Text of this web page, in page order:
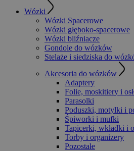
Wózki
Wózki Spacerowe
Wózki głęboko-spacerowe
Wózki bliźniacze
Gondole do wózków
Stelaże i siedziska do
Akcesoria do wózków
Adaptery
Folie, moskitiery i
Parasolki
Poduszki, motylki i
Śpiworki i mufki
Tapicerki, wkładki i
Torby i organizery
Pozostałe